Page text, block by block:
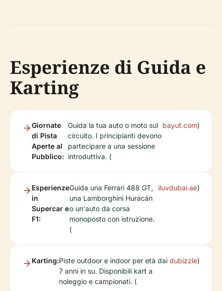
Esperienze di Guida e
Karting
Giornate
di Pista
Aperte al
Pubblico:
Guida la tua auto o moto sul
circuito. I principianti devono
partecipare a una sessione
introduttiva. (
bayut.com)
Esperienze
in
Supercar e
F1:
Guida una Ferrari 488 GT,
una Lamborghini Huracán
o un'auto da corsa
monoposto con istruzione.
(
iluvdubai.ae)
Karting:Piste outdoor e indoor per età dai
7 anni in su. Disponibili kart a
noleggio e campionati. (
dubizzle)